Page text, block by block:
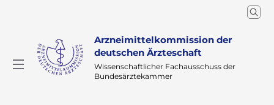
Arzneimittelkommission der
deutschen Ärzteschaft
Wissenschaftlicher Fachausschuss der
Bundesärztekammer